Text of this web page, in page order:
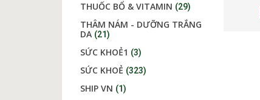
THUỐC BỔ & VITAMIN (29)
THÂM NÁM - DƯỠNG TRẮNG
DA (21)
SỨC KHOẺ1 (3)
SỨC KHOẺ (323)
SHIP VN (1)